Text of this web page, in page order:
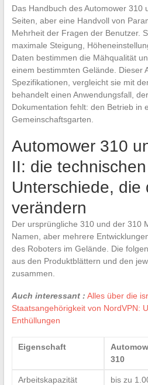
Das Handbuch des Automower 310
Seiten, aber eine Handvoll von
Mehrheit der Fragen der Benutzer.
maximale Steigung,
Daten bestimmen die Mähqualität
einem bestimmten Gelände. Dieser
Spezifikationen, vergleicht sie mit
behandelt einen Anwendungsfall,
Dokumentation fehlt: den Betrieb in
Gemeinschaftsgarten.
Automower 310
II: die technischen
Unterschiede, die
verändern
Der ursprüngliche 310 und der 310
Namen, aber mehrere
des Roboters im Gelände. Die
aus den Produktblättern und den
zusammen.
Auch interessant : Alles über die
Staatsangehörigkeit von NordVPN:
Enthüllungen
Eigenschaft
310
Arbeitskapazität bis zu